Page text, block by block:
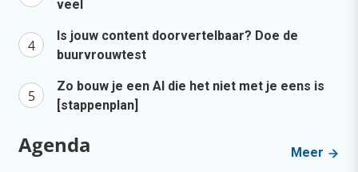
veel
Is jouw content doorvertelbaar? Doe de
buurvrouwtest
Zo bouw je een AI die het niet met je eens is
[stappenplan]
Agenda Meer